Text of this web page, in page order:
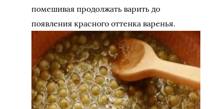
помешивая продолжать варить до
появления красного оттенка варенья.